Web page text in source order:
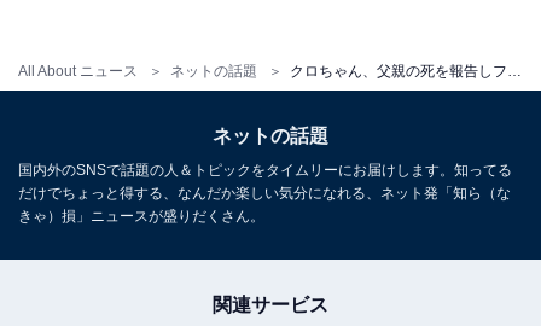
All About ニュース ネットの話題
ネットの話題
国内外のSNSで話題の人＆トピックをタイムリーにお届けします。知ってる
だけでちょっと得する、なんだか楽しい気分になれる、ネット発「知ら（な
きゃ）損」ニュースが盛りだくさん。
関連サービス